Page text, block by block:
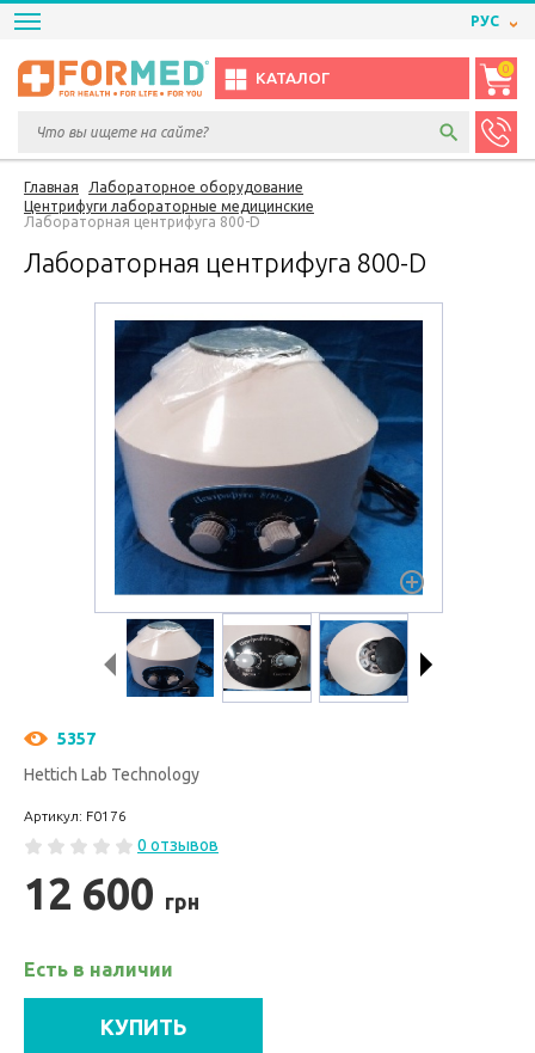
РУС
КАТАЛОГ
0
Главная
Лабораторное оборудование
Центрифуги лабораторные медицинские
Лабораторная центрифуга 800-D
Лабораторная центрифуга 800-D
5357
Hettich Lab Technology
Артикул: F0176
0 отзывов
12 600 грн
Есть в наличии
КУПИТЬ